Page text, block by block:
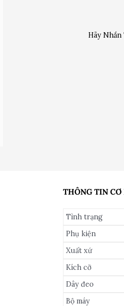
Hãy
THÔNG TIN CƠ
Tình trạng
Phụ kiện
Xuất xứ
Kích cỡ
Dây đeo
Bộ máy